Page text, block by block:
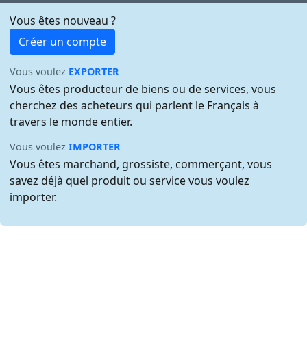
Vous êtes nouveau ?
Créer un compte
Vous voulez EXPORTER
Vous êtes producteur de biens ou de services, vous
cherchez des acheteurs qui parlent le Français à
travers le monde entier.
Vous voulezIMPORTER
Vous êtes marchand, grossiste, commerçant, vous
savez déjà quel produit ou service vous voulez
importer.